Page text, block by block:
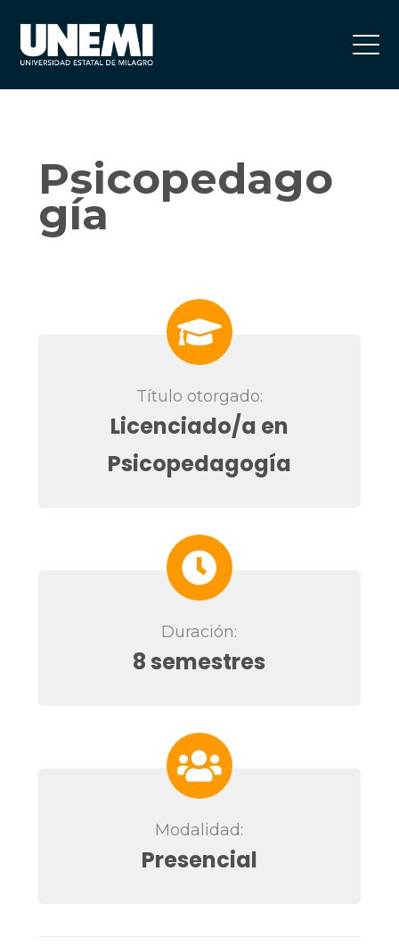
Psicopedago
gía
Título otorgado:
Licenciado/a en
Psicopedagogía
Duración:
8 semestres
Modalidad:
Presencial